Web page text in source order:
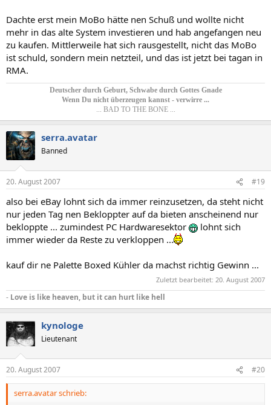
Dachte erst mein MoBo hätte nen Schuß und wollte nicht
mehr in das alte System investieren und hab angefangen neu
zu kaufen. Mittlerweile hat sich rausgestellt, nicht das MoBo
ist schuld, sondern mein netzteil, und das ist jetzt bei tagan in
RMA.
Deutscher durch Geburt, Schwabe durch Gottes Gnade
Wenn Du nicht überzeugen kannst - verwirre ...​
... BAD TO THE BONE ...
serra.avatar
Banned
20. August 2007 #19
also bei eBay lohnt sich da immer reinzusetzen, da steht nicht
nur jeden Tag nen Bekloppter auf da bieten anscheinend nur
bekloppte ... zumindest PC Hardwaresektor
lohnt sich
immer wieder da Reste zu verkloppen ...
kauf dir ne Palette Boxed Kühler da machst richtig Gewinn ...
Zuletzt bearbeitet: 20. August 2007
- Love is like heaven, but it can hurt like hell
kynologe
Lieutenant
20. August 2007 #20
serra.avatar schrieb: